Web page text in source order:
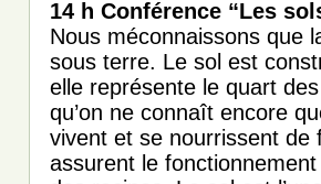
14 h Conférence “Les
Nous méconnaissons que
sous terre. Le sol est
elle représente le quart
qu’on ne connaît encore
vivent et se nourrissent de
assurent le